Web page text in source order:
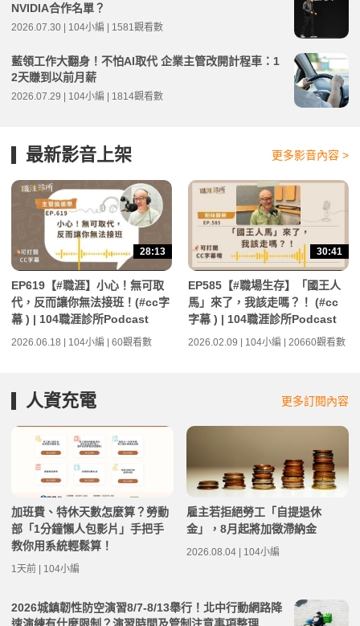
NVIDIA合作名單？
2026.07.30 | 104小編 | 1581觀看數
藍領工作大翻身！不怕AI取代 企業主管改開計程車：1
2天賺到以前月薪
2026.07.29 | 104小編 | 1814觀看數
最新影音上架 更多影音內容 >
28:13
EP619【#職涯】小心！無可取
代，反而讓你無法接班！(#cc字
幕 ) | 104職涯診所Podcast
2026.06.18 | 104小編 | 60觀看數
30:41
EP585【#職場生存】「國王人
馬」來了，我該走嗎？！ (#cc
字幕 ) | 104職涯診所Podcast
2026.02.09 | 104小編 | 20660觀看數
人資充電 更多訂閱內容
加班費、特休天數怎麼算？勞動
部「1分鐘懶人包影片」手把手
教你用系統輕鬆算！
1天前 | 104小編
雇主若拒絕勞工「自提退休
金」，8月起將加徵滯納金
2026.08.04 | 104小編
2026城鎮韌性防空演習8/7-8/13舉行！北中行動網路降
速演練有什麼限制？演習時間及管制注意事項整理